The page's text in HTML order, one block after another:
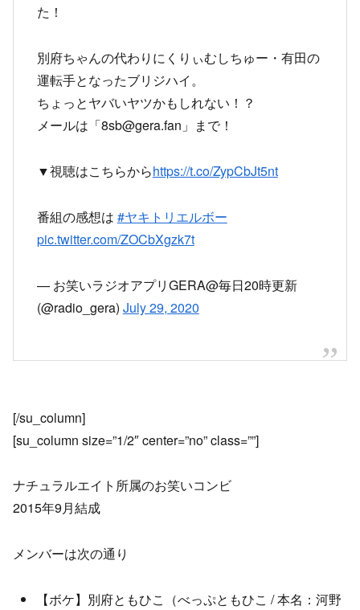
た！
別府ちゃんの代わりにくりぃむしちゅー・有田の
運転手となったブリジハイ。
ちょっとヤバいヤツかもしれない！？
メールは「8sb@gera.fan 」まで！
▼視聴はこちらからhttps://t.co/ZypCbJt5nt
番組の感想は #ヤキトリエルボー
pic.twitter.com/ZOCbXgzk7t
— お笑いラジオアプリGERA@毎日20時更新
(@radio_gera) July 29, 2020
[/su_column]
[su_column size=”1/2″ center=”no” class=””]
ナチュラルエイト所属のお笑いコンビ
2015年9月結成
メンバーは次の通り
【ボケ】別府ともひこ（べっぷともひこ / 本名：河野